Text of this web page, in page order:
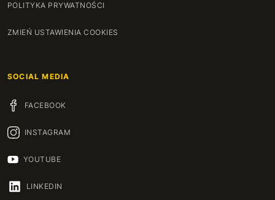
POLITYKA PRYWATNOŚCI
ZMIEŃ USTAWIENIA COOKIES
SOCIAL MEDIA
FACEBOOK
INSTAGRAM
YOUTUBE
LINKEDIN